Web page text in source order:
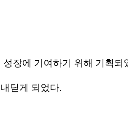
성장에 기여하기 위해 기획되
내딛게 되었다.